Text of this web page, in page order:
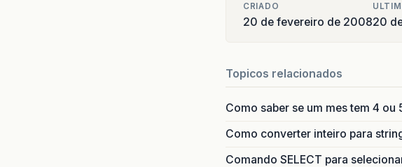
CRIADO
20 de fevereiro de 200820
Topicos relacionados
Como saber se um mes tem 4 ou
Como converter inteiro para
Comando SELECT para